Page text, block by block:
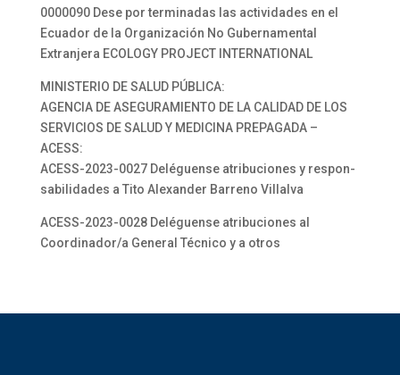
0000090 Dese por terminadas las actividades en el
Ecuador de la Organización No Gubernamental
Extranjera ECOLOGY PROJECT INTERNATIONAL
MINISTERIO DE SALUD PÚBLICA:
AGENCIA DE ASEGURAMIENTO DE LA CALIDAD DE LOS
SERVICIOS DE SALUD Y MEDICINA PREPAGADA –
ACESS:
ACESS-2023-0027 Deléguense atribuciones y respon-
sabilidades a Tito Alexander Barreno Villalva
ACESS-2023-0028 Deléguense atribuciones al
Coordinador/a General Técnico y a otros